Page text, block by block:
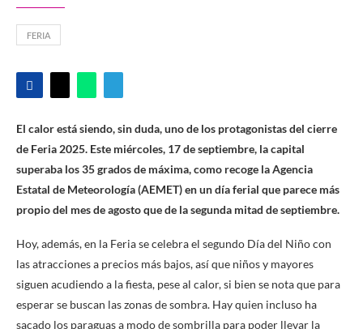
FERIA
El calor está siendo, sin duda, uno de los protagonistas del cierre
de Feria 2025. Este miércoles, 17 de septiembre, la capital
superaba los 35 grados de máxima, como recoge la Agencia
Estatal de Meteorología (AEMET) en un día ferial que parece más
propio del mes de agosto que de la segunda mitad de septiembre.
Hoy, además, en la Feria se celebra el segundo Día del Niño con
las atracciones a precios más bajos, así que niños y mayores
siguen acudiendo a la fiesta, pese al calor, si bien se nota que para
esperar se buscan las zonas de sombra. Hay quien incluso ha
sacado los paraguas a modo de sombrilla para poder llevar la